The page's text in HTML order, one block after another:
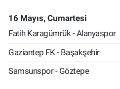
16 Mayıs, Cumartesi
Fatih Karagümrük - Alanyaspor
Gaziantep FK - Başakşehir
Samsunspor - Göztepe